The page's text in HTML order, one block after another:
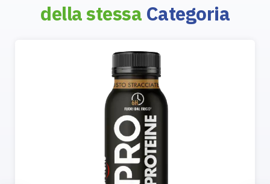
della stessa Categoria